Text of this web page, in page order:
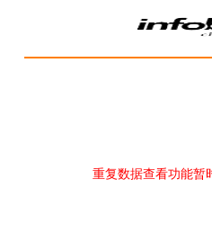
重复数据查看功能暂